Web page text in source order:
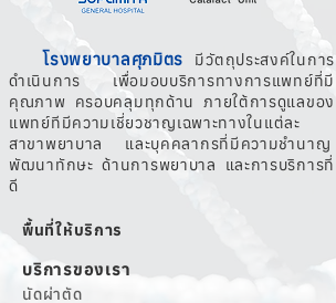
โรงพยาบาลศุภมิตร มีวัตถุประสงค์ในการ
ดำเนินการ เพื่อมอบบริการทางการแพทย์ที่มี
คุณภาพ ครอบคลุมทุกด้าน ภายใต้การดูแลของ
แพทย์ทีมีความเชี่ยวชาญเฉพาะทางในแต่ละ
สาขาพยาบาล และบุคคลากรที่มีความชำนาญ
พัฒนาทักษะ ด้านการพยาบาล และการบริการที่
ดี
พื้นที่ให้บริการ
บริการของเรา
นัดผ่าตัด